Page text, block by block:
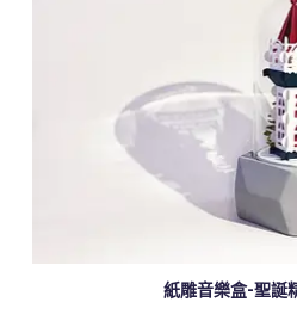
紙雕音樂盒-聖誕